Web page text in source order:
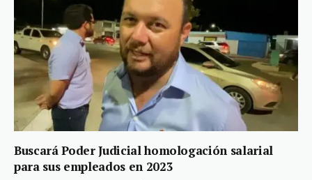
Buscará Poder Judicial homologación salarial
para sus empleados en 2023